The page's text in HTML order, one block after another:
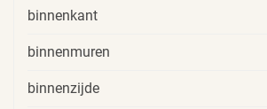
binnenkant
binnenmuren
binnenzijde